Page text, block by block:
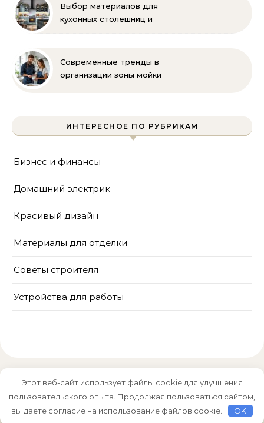
Выбор материалов для
кухонных столешниц и
Современные тренды в
организации зоны мойки
ИНТЕРЕСНОЕ ПО РУБРИКАМ
Бизнес и финансы
Домашний электрик
Красивый дизайн
Материалы для отделки
Советы строителя
Устройства для работы
Тема Graceful от Optima Themes
Этот веб-сайт использует файлы cookie для улучшения
пользовательского опыта. Продолжая пользоваться сайтом,
вы даете согласие на использование файлов cookie.
OK